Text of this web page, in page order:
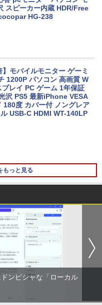
128GB 256GB 512GB 1
WiFi Bluetooth 選べる
型 軽量 初心者 学習向け P
バー 最短当日出荷
スピーカー内蔵 HDR/Free
HG-238
】モバイルモニター ゲーミ
1200P パソコン 高画質 W
レイ PC ゲーム 1年保証
沢 PS5 最新iPhone VESA
180度 カバー付 ノングレア
USB-C HDMI WT-140LP
もっと見る
・同解説 II 鋼部材・鋼上部
年10月） [ 公益社団法
会 ]
典つき 】YUZURU2027
ンピシャな「ローカル